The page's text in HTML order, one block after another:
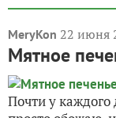
MeryKon 22 июня
Мятное
Почти у каждого